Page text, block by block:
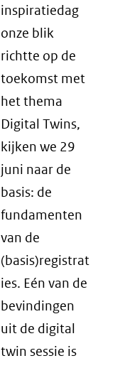
inspiratiedag
onze blik
richtte op de
toekomst met
het thema
Digital Twins,
kijken we 29
juni naar de
basis: de
fundamenten
van de
(basis)registrat
ies. Eén van de
bevindingen
uit de digital
twin sessie is